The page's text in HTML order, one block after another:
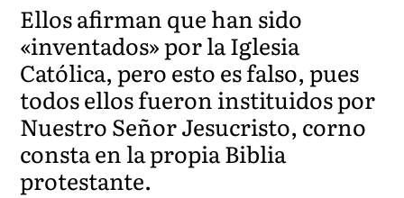
Ellos afirman que han sido
«inventados» por la Iglesia
Católica, pero esto es falso, pues
todos ellos fueron instituidos por
Nuestro Señor Jesucristo, corno
consta en la propia Biblia
protestante.